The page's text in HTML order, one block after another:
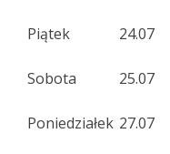
Piątek 24.07
Sobota 25.07
Poniedziałek 27.07